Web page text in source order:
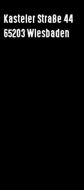
Kasteler Straße 44
65203 Wiesbaden